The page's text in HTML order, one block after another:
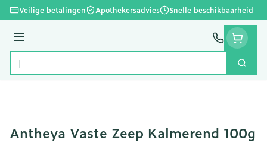
Ga naar de inhoud
Veilige betalingen Apothekersadvies Snelle beschikbaarheid
Menu
Product, merk, categorie...
Zoek
Antheya Vaste Zeep Kalmerend 100g